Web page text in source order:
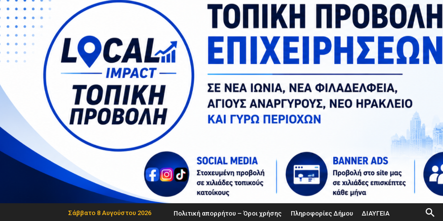
Σάββατο 8 Αυγούστου 2026 Πολιτική απορρήτου – Όροι χρήσης Πληροφορίες Δήμου ΔΙΑΥΓΕΙΑ